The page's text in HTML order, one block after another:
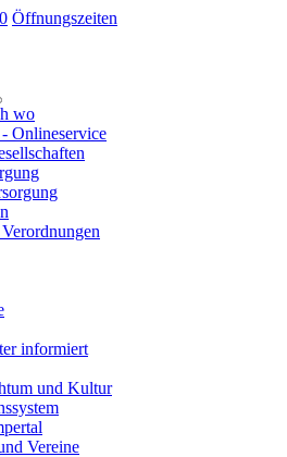
Öffnungszeiten
wo
Onlineservice
informiert
und Kultur
Vereine